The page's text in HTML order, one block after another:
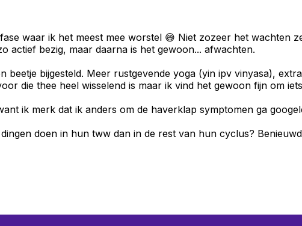
waar ik het meest mee worstel 😅 Niet zozeer het wachten
actief bezig, maar daarna is het gewoon... afwachten.
beetje bijgesteld. Meer rustgevende yoga (yin ipv vinyasa),
die thee heel wisselend is maar ik vind het gewoon fijn om
ik merk dat ik anders om de haverklap symptomen ga
doen in hun tww dan in de rest van hun cyclus?